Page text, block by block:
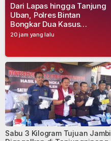
20 jam yang lalu
Dari Lapas hingga Tanjung
Uban, Polres Bintan
Bongkar Dua Kasus
Narkoba, Empat Tersangka
Sabu 3 Kilogram Tujuan Jambi